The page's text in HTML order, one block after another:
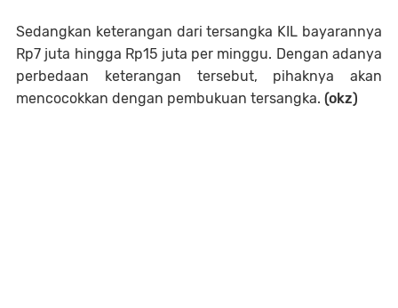
Sedangkan keterangan dari tersangka KIL bayarannya
Rp7 juta hingga Rp15 juta per minggu. Dengan adanya
perbedaan keterangan tersebut, pihaknya akan
mencocokkan dengan pembukuan tersangka. (okz)